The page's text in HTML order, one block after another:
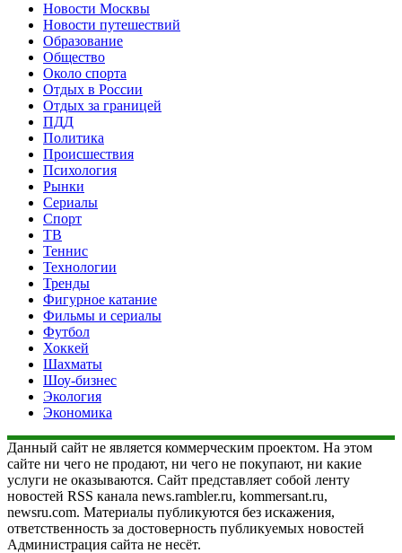
Новости Москвы
Новости путешествий
Образование
Общество
Около спорта
Отдых в России
Отдых за границей
ПДД
Политика
Происшествия
Психология
Рынки
Сериалы
Спорт
ТВ
Теннис
Технологии
Тренды
Фигурное катание
Фильмы и сериалы
Футбол
Хоккей
Шахматы
Шоу-бизнес
Экология
Экономика
Данный сайт не является коммерческим проектом. На этом
сайте ни чего не продают, ни чего не покупают, ни какие
услуги не оказываются. Сайт представляет собой ленту
новостей RSS канала news.rambler.ru, kommersant.ru,
newsru.com. Материалы публикуются без искажения,
ответственность за достоверность публикуемых новостей
Администрация сайта не несёт.